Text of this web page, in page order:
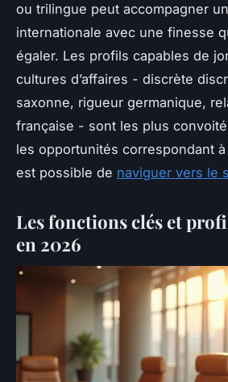
ou trilingue peut accompagner
internationale avec une finesse
égaler. Les profils capables de
cultures d’affaires - discrète
saxonne, rigueur germanique,
française - sont les plus
les opportunités correspondant
est possible de naviguer vers le
Les fonctions clés et
en 2026